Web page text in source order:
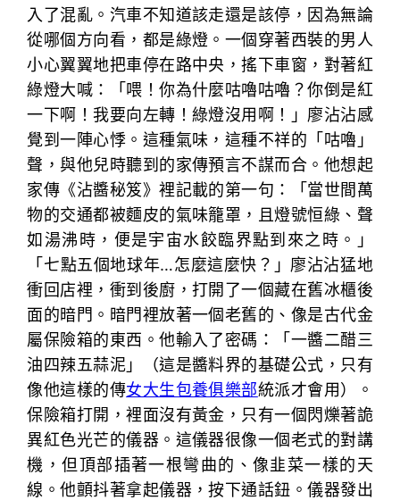
入了混亂。汽車不知道該走還是該停，因為無論
從哪個方向看，都是綠燈。一個穿著西裝的男人
小心翼翼地把車停在路中央，搖下車窗，對著紅
綠燈大喊：「喂！你為什麼咕嚕咕嚕？你倒是紅
一下啊！我要向左轉！綠燈沒用啊！」廖沾沾感
覺到一陣心悸。這種氣味，這種不祥的「咕嚕」
聲，與他兒時聽到的家傳預言不謀而合。他想起
家傳《沾醬秘笈》裡記載的第一句：「當世間萬
物的交通都被麵皮的氣味籠罩，且燈號恒綠、聲
如湯沸時，便是宇宙水餃臨界點到來之時。」
「七點五個地球年…怎麼這麼快？」廖沾沾猛地
衝回店裡，衝到後廚，打開了一個藏在舊冰櫃後
面的暗門。暗門裡放著一個老舊的、像是古代金
屬保險箱的東西。他輸入了密碼：「一醬二醋三
油四辣五蒜泥」（這是醬料界的基礎公式，只有
像他這樣的傳女大生包養俱樂部統派才會用）。
保險箱打開，裡面沒有黃金，只有一個閃爍著詭
異紅色光芒的儀器。這儀器很像一個老式的對講
機，但頂部插著一根彎曲的、像韭菜一樣的天
線。他顫抖著拿起儀器，按下通話鈕。儀器發出